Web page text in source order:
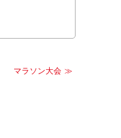
マラソン大会